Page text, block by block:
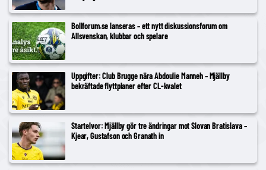
Bollforum.se lanseras – ett nytt diskussionsforum om
Allsvenskan, klubbar och spelare
Uppgifter: Club Brugge nära Abdoulie Manneh – Mjällby
bekräftade flyttplaner efter CL-kvalet
Startelvor: Mjällby gör tre ändringar mot Slovan Bratislava –
Kjear, Gustafson och Granath in